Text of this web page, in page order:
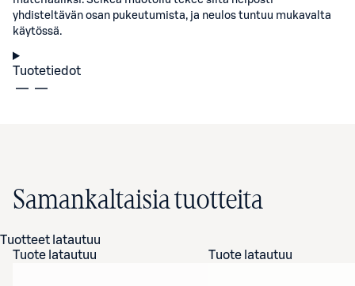
yhdisteltävän osan pukeutumista, ja neulos tuntuu mukavalta
käytössä.
Tuotetiedot
Samankaltaisia tuotteita
Tuotteet latautuu
Tuote latautuu
Tuote latautuu